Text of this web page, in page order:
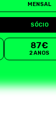
MENSAL
SÓCIO
87€
2 ANOS